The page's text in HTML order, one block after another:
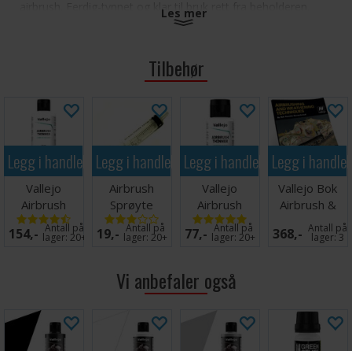
airbrush. Ferdig-tynnet og klar til bruk rett fra beholderen.
Dette er et sett av malinger produsert etter samme høye
Les mer
Tilbehør
Legg i handlekurven
Vallejo
Airbrush
Thinner 200
ml
154,- Antall på
lager: 20+
Legg i handlekurven
Airbrush
Sprøyte
Maling
Opptrekker
19,- Antall på
lager:20+
Legg i handlekurven
Vallejo
Airbrush
Thinner 60 ml
77,- Antall på
lager:20+
Legg i
Vallejo Bok
Airbrush &
Weathering
Tech
368,- Antall på
lager:3
Vi anbefaler også